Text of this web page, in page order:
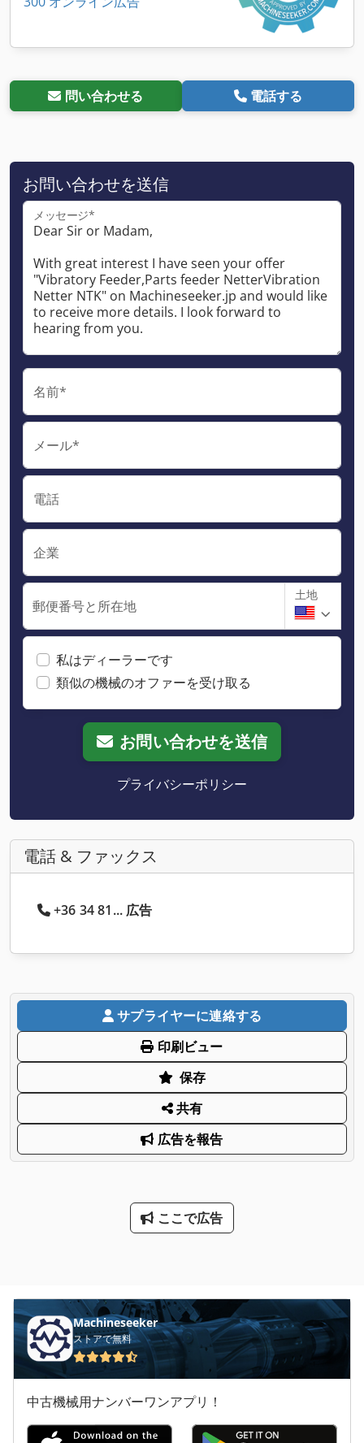
問い合わせる 電話する
お問い合わせを送信
メッセージ*
名前*
メール*
電話
企業
郵便番号と所在地
土地
私はディーラーです
類似の機械のオファーを受け取る
お問い合わせを送信
プライバシーポリシー
電話 & ファックス
+36 34 81... 広告
サプライヤーに連絡する
印刷ビュー
保存
共有
広告を報告
ここで広告
Machineseeker
ストアで無料
中古機械用ナンバーワンアプリ！